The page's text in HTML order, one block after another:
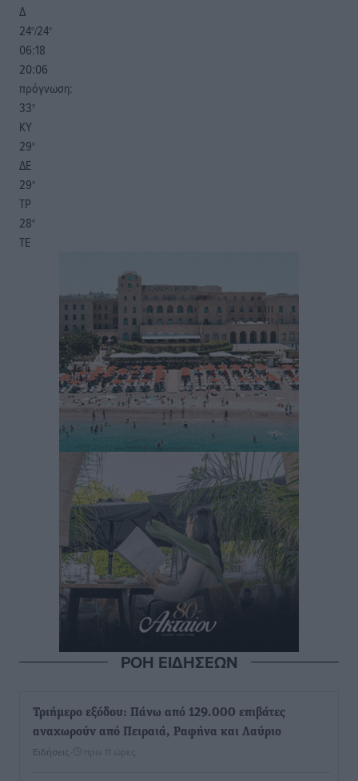
Δ
24°/24°
06:18
20:06
πρόγνωση:
33°
ΚΥ
29°
ΔΕ
29°
ΤΡ
28°
ΤΕ
ΡΟΗ ΕΙΔΗΣΕΩΝ
Τριήμερο εξόδου: Πάνω από 129.000 επιβάτες
αναχωρούν από Πειραιά, Ραφήνα και Λαύριο
Ειδήσεις πριν 11 ώρες